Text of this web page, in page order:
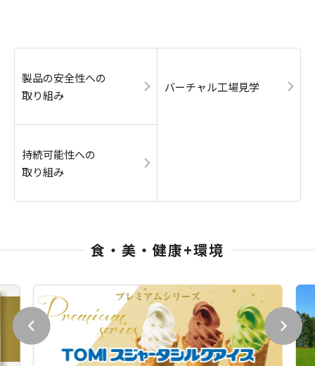
製品の安全性への
取り組み
バーチャル工場見学
持続可能性への
取り組み
食・美・健康+環境